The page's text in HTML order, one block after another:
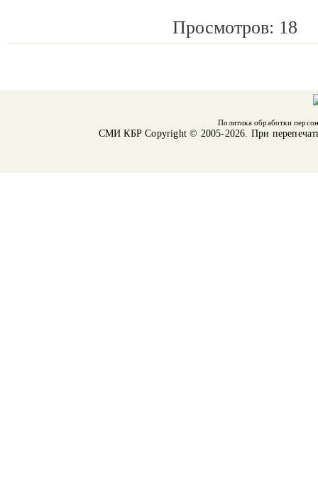
Просмотров: 18
Политика обработки
СМИ КБРCopyright © 2005-2026. При